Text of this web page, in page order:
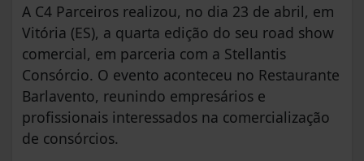
A C4 Parceiros realizou, no dia 23 de abril, em
Vitória (ES), a quarta edição do seu road show
comercial, em parceria com a Stellantis
Consórcio. O evento aconteceu no Restaurante
Barlavento, reunindo empresários e
profissionais interessados na comercialização
de consórcios.